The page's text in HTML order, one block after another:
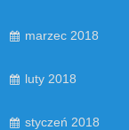
marzec 2018
luty 2018
styczeń 2018